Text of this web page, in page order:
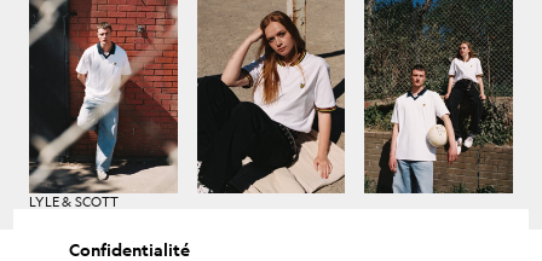
LYLE & SCOTT
Confidentialité